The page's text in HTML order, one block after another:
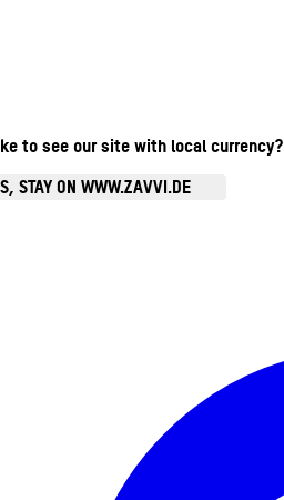
to see our site with local currency?
STAY ON WWW.ZAVVI.DE